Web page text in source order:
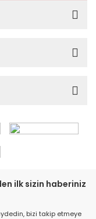
ilk sizin haberiniz
bizi takip etmeye